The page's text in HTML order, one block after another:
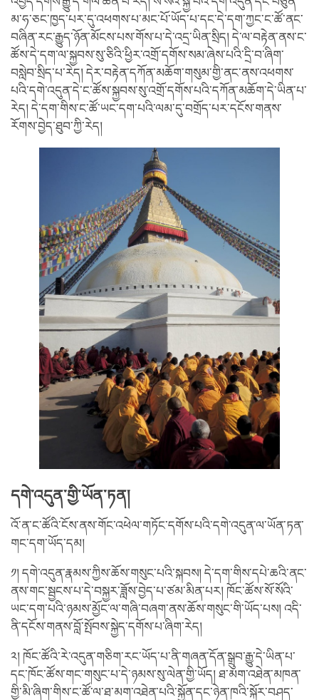
མ་ཧ་ཅང་ཁྱད་པར་དུ་འཕགས་པ་མང་པོ་ཡོད་པ་དང་དེ་དག་ཀྱང་ང་ཚོ་ནང་
བཞིན་རང་རྒྱུད་ཉོན་མོངས་པས་གོས་པ་དེ་འདྲ་ཡིན་སྲིད། དེ་ལ་བརྟེན་ནས་ང་
ཚོས་དེ་དག་ལ་སྐྱབས་སུ་ཅིའི་ཕྱིར་འགྲོ་དགོས་སམ་ཞེས་པའི་དྲི་བ་ཞིག་
བསླེབ་སྲིད་པ་རེད། དེར་བརྟེན་དཀོན་མཆོག་གསུམ་གྱི་ནང་ནས་འཕགས་
པའི་དགེ་འདུན་དེ་ང་ཚོས་སྐྱབས་སུ་འགྲོ་དགོས་པའི་དཀོན་མཆོག་དེ་ཡིན་པ་
རེད། དེ་དག་གིས་ང་ཚོ་ཡང་དག་པའི་ལམ་དུ་བགྲོད་པར་དངོས་གནས་
རོགས་བྱེད་ཐུབ་ཀྱི་རེད།
དགེ་འདུན་གྱི་ཡོན་ཏན།
འོ་ན་ང་ཚོའི་ངོས་ནས་གོང་འཕེལ་གཏོང་དགོས་པའི་དགེ་འདུན་ལ་ཡོན་ཏན་
གང་དག་ཡོད་དམ།
༡། དགེ་འདུན་རྣམས་ཀྱིས་ཆོས་གསུང་པའི་སྐབས། དེ་དག་གིས་དཔེ་ཆའི་ནང་
ནས་གང་སྦྱངས་པ་དེ་བསྐྱར་ཟློས་བྱེད་པ་ཙམ་མིན་པར། ཁོང་ཚོས་སོ་སོའི་
ཡང་དག་པའི་ཉམས་མྱོང་ལ་གཞི་བཞག་ནས་ཆོས་གསུང་གི་ཡོད་པས། འདི་
ནི་དངོས་གནས་བློ་སྤོབས་སྐྱེད་དགོས་པ་ཞིག་རེད།
༢། ཁོང་ཚོའི་རེ་འདུན་གཅིག་རང་ཡོད་པ་ནི་གཞན་དོན་སྒྲུབ་རྒྱུ་དེ་ཡིན་པ་
དང་ཁོང་ཚོས་གང་གསུང་པ་དེ་ཉམས་སུ་ལེན་གྱི་ཡོད། ཐ་མག་འཐེན་མཁན་
གྱི་མི་ཞིག་གིས་ང་ཚོ་ལ་ཐ་མག་འཐེན་པའི་སྐྱོན་དང་ཉེན་ཁའི་སྐོར་བཤད་